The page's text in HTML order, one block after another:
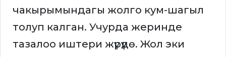
чакырымындагы жолго кум-шагыл
толуп калган. Учурда жеринде
тазалоо иштери жүрүүдө. Жол эки